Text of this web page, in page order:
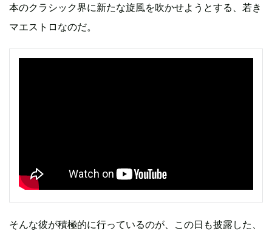
本のクラシック界に新たな旋風を吹かせようとする、若き
マエストロなのだ。
そんな彼が積極的に行っているのが、この日も披露した、